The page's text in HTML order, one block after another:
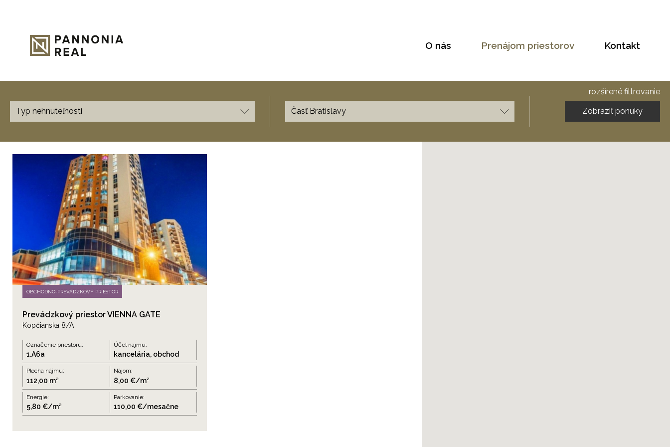
O nás Prenájom priestorov Kontakt
Typ nehnuteľnosti Časť Bratislavy
rozšírené filtrovanie
Zobraziť ponuky
OBCHODNO-PREVÁDZKOVÝ PRIESTOR
Prevádzkový priestor VIENNA GATE
Kopčianska 8/A
Označenie priestoru:
1.A6a
Účel nájmu:
kancelária, obchod
Plocha nájmu:
112,00 m²
Nájom:
8,00 €/m²
Energie:
5,80 €/m²
Parkovanie:
110,00 €/mesačne